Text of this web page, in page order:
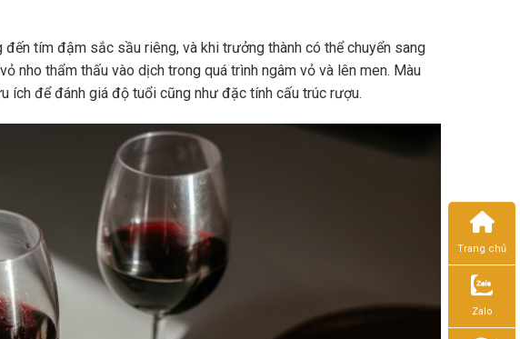
tím đậm sắc sầu riêng, và khi trưởng thành có thể chuyển sang
nho thẩm thấu vào dịch trong quá trình ngâm vỏ và lên men. Màu
ích để đánh giá độ tuổi cũng như đặc tính cấu trúc rượu.
Trang chủ
Zalo